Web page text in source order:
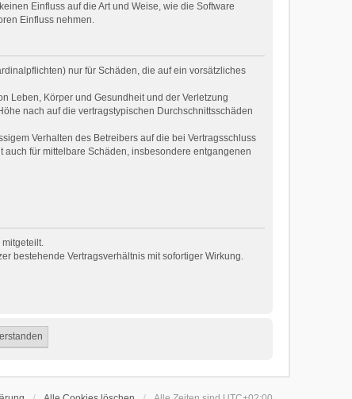
Einfluss auf die Art und Weise, wie die Software
Einfluss nehmen.
nur für Schäden, die auf ein vorsätzliches
Leben, Körper und Gesundheit und der Verletzung
nach auf die vertragstypischen Durchschnittsschäden
Verhalten des Betreibers auf die bei Vertragsschluss
für mittelbare Schäden, insbesondere entgangenen
bestehende Vertragsverhältnis mit sofortiger Wirkung.